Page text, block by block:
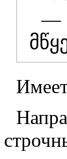
—